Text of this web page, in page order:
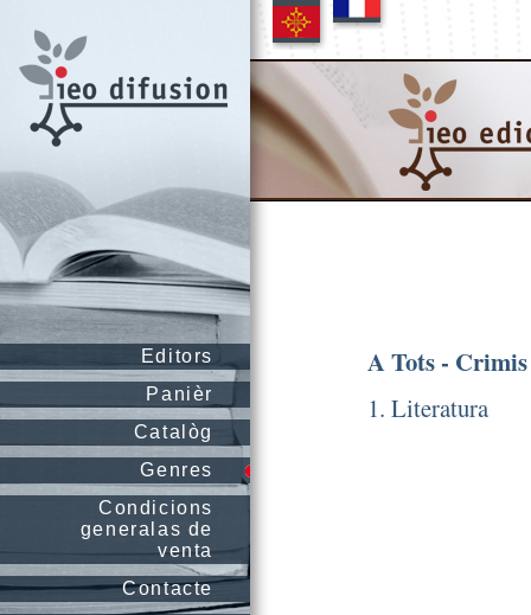
Editors
Panièr
Catalòg
Genres
Condicions
generalas de
venta
Contacte
A Tots - Crimis
1. Literatura